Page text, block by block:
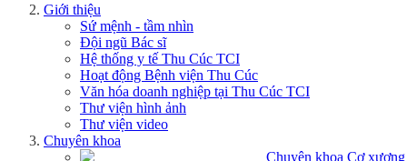
Giới thiệu
Sứ mệnh - tầm nhìn
Đội ngũ Bác sĩ
Hệ thống y tế Thu Cúc TCI
Hoạt động Bệnh viện Thu Cúc
Văn hóa doanh nghiệp tại Thu Cúc TCI
Thư viện hình ảnh
Thư viện video
Chuyên khoa
Chuyên khoa Cơ